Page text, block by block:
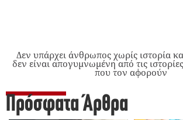
Δεν υπάρχει άνθρωπος χωρίς ιστορία
δεν είναι απογυμνωμένη από τις
που τον αφορούν
Πρόσφατα Άρθρα